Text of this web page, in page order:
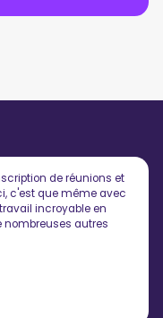
de réunions et
c'est que même avec
incroyable en
nombreuses autres